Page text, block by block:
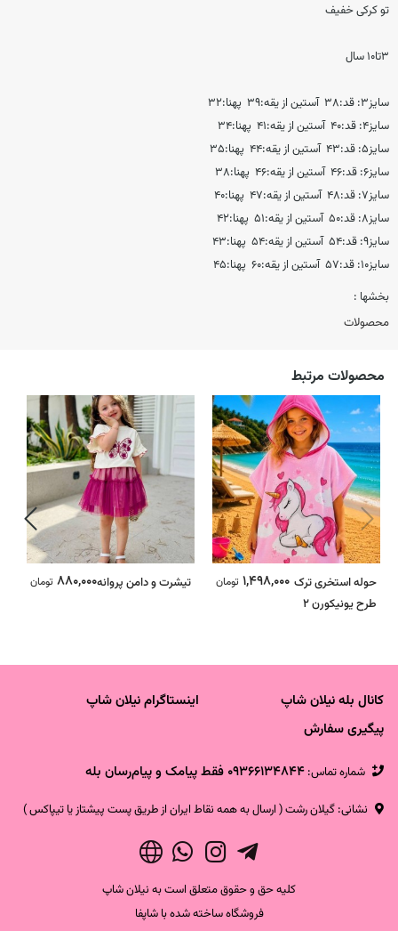
تو کرکی خفیف
۳تا۱۰ سال
سایز۳: قد:۳۸ آستین از یقه:۳۹ پهنا:۳۲
سایز۴: قد:۴۰ آستین از یقه:۴۱ پهنا:۳۴
سایز۵: قد:۴۳ آستین از یقه:۴۴ پهنا:۳۵
سایز۶: قد:۴۶ آستین از یقه:۴۶ پهنا:۳۸
سایز۷: قد:۴۸ آستین از یقه:۴۷ پهنا:۴۰
سایز۸: قد:۵۰ آستین از یقه:۵۱ پهنا:۴۲
سایز۹: قد:۵۴ آستین از یقه:۵۴ پهنا:۴۳
سایز۱۰: قد:۵۷ آستین از یقه:۶۰ پهنا:۴۵
بخشها :
محصولات
محصولات مرتبط
حوله استخری ترک
طرح یونیکورن 2
1,498,000 تومان تیشرت و دامن پروانه880,000 تومان
کانال بله نیلان شاپ
اینستاگرام نیلان شاپ
پیگیری سفارش
شماره تماس‌: 09366134844 فقط پیامک و پیام‌رسان بله
نشانی: گیلان رشت ( ارسال به همه نقاط ایران از طریق پست پیشتاز یا تیپاکس )
کلیه حق و حقوق متعلق است به نیلان شاپ
فروشگاه ساخته شده با شاپفا